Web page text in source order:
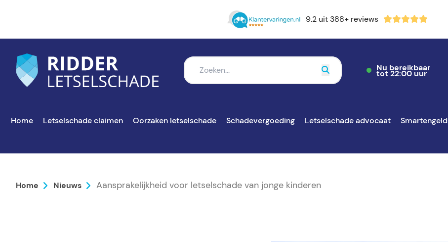
9.2 uit 388+ reviews
Nu bereikbaar
tot 22:00 uur
Home Letselschade claimen Oorzaken letselschade Schadevergoeding Letselschade advocaat Smartengeld
Home Nieuws Aansprakelijkheid voor letselschade van jonge kinderen